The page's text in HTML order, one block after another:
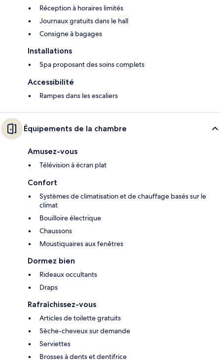
Réception à horaires limités
Journaux gratuits dans le hall
Consigne à bagages
Installations
Spa proposant des soins complets
Accessibilité
Rampes dans les escaliers
Équipements de la chambre
Amusez-vous
Télévision à écran plat
Confort
Systèmes de climatisation et de chauffage basés sur le
climat
Bouilloire électrique
Chaussons
Moustiquaires aux fenêtres
Dormez bien
Rideaux occultants
Draps
Rafraîchissez-vous
Articles de toilette gratuits
Sèche-cheveux sur demande
Serviettes
Brosses à dents et dentifrice